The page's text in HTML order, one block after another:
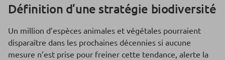
Définition d’une stratégie biodiversité
Un million d’espèces animales et végétales pourraient
disparaître dans les prochaines décennies si aucune
mesure n’est prise pour freiner cette tendance, alerte la